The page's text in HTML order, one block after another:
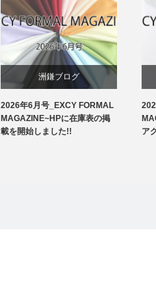
洲鎌ブログ
2026年6月号_EXCY FORMAL
MAGAZINE~HPに在庫表の掲
載を開始しました!!
ア